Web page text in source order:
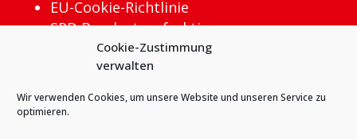
Cookie-Zustimmung
verwalten
Wir verwenden Cookies, um unsere Website und unseren Service zu
optimieren.
EU-Cookie-Richtlinie
SPD Bundestagsfraktion